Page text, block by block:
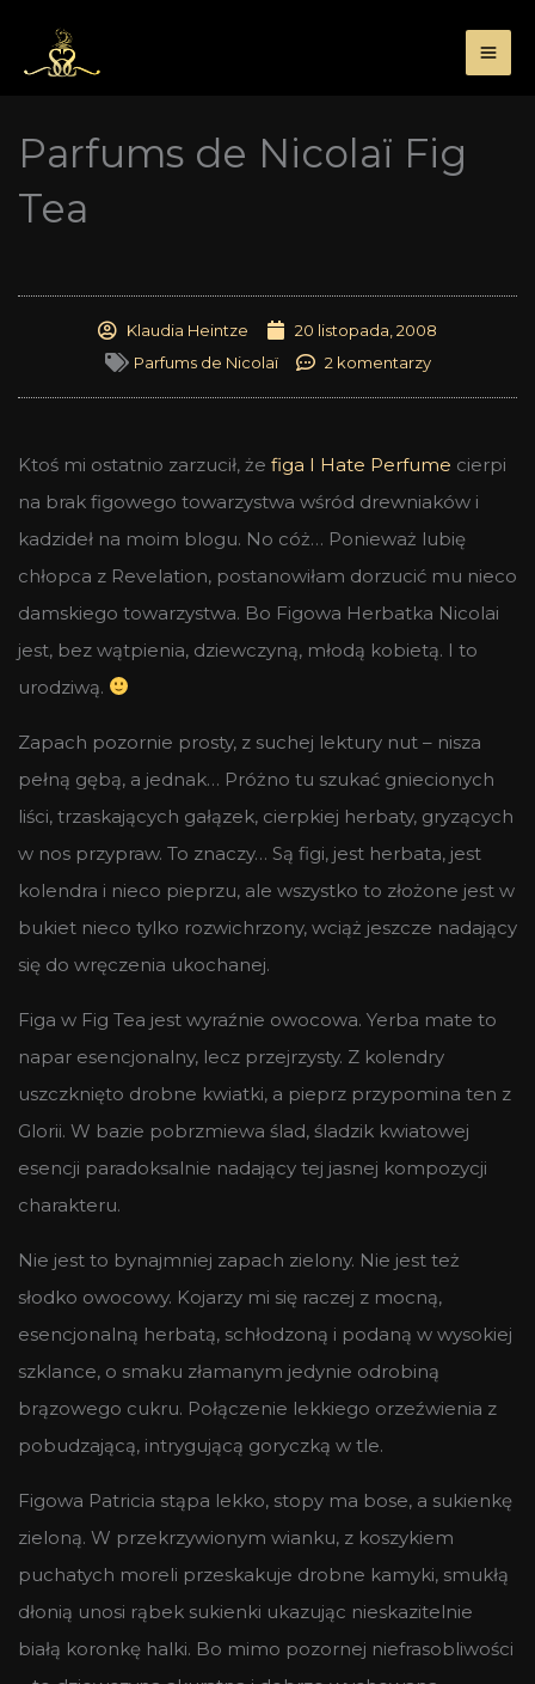
treści
Parfums de Nicolaï Fig
Tea
Klaudia Heintze
20 listopada, 2008
Parfums de Nicolaï
2 komentarzy
Ktoś mi ostatnio zarzucił, że figa I Hate Perfume cierpi
na brak figowego towarzystwa wśród drewniaków i
kadzideł na moim blogu. No cóż… Ponieważ lubię
chłopca z Revelation, postanowiłam dorzucić mu nieco
damskiego towarzystwa. Bo Figowa Herbatka Nicolai
jest, bez wątpienia, dziewczyną, młodą kobietą. I to
urodziwą.
Zapach pozornie prosty, z suchej lektury nut – nisza
pełną gębą, a jednak… Próżno tu szukać gniecionych
liści, trzaskających gałązek, cierpkiej herbaty, gryzących
w nos przypraw. To znaczy… Są figi, jest herbata, jest
kolendra i nieco pieprzu, ale wszystko to złożone jest w
bukiet nieco tylko rozwichrzony, wciąż jeszcze nadający
się do wręczenia ukochanej.
Figa w Fig Tea jest wyraźnie owocowa. Yerba mate to
napar esencjonalny, lecz przejrzysty. Z kolendry
uszczknięto drobne kwiatki, a pieprz przypomina ten z
Glorii. W bazie pobrzmiewa ślad, śladzik kwiatowej
esencji paradoksalnie nadający tej jasnej kompozycji
charakteru.
Nie jest to bynajmniej zapach zielony. Nie jest też
słodko owocowy. Kojarzy mi się raczej z mocną,
esencjonalną herbatą, schłodzoną i podaną w wysokiej
szklance, o smaku złamanym jedynie odrobiną
brązowego cukru. Połączenie lekkiego orzeźwienia z
pobudzającą, intrygującą goryczką w tle.
Figowa Patricia stąpa lekko, stopy ma bose, a sukienkę
zieloną. W przekrzywionym wianku, z koszykiem
puchatych moreli przeskakuje drobne kamyki, smukłą
dłonią unosi rąbek sukienki ukazując nieskazitelnie
białą koronkę halki. Bo mimo pozornej niefrasobliwości